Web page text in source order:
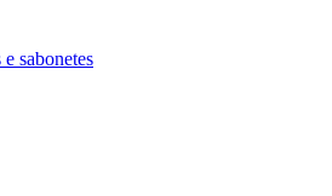
sabonetes